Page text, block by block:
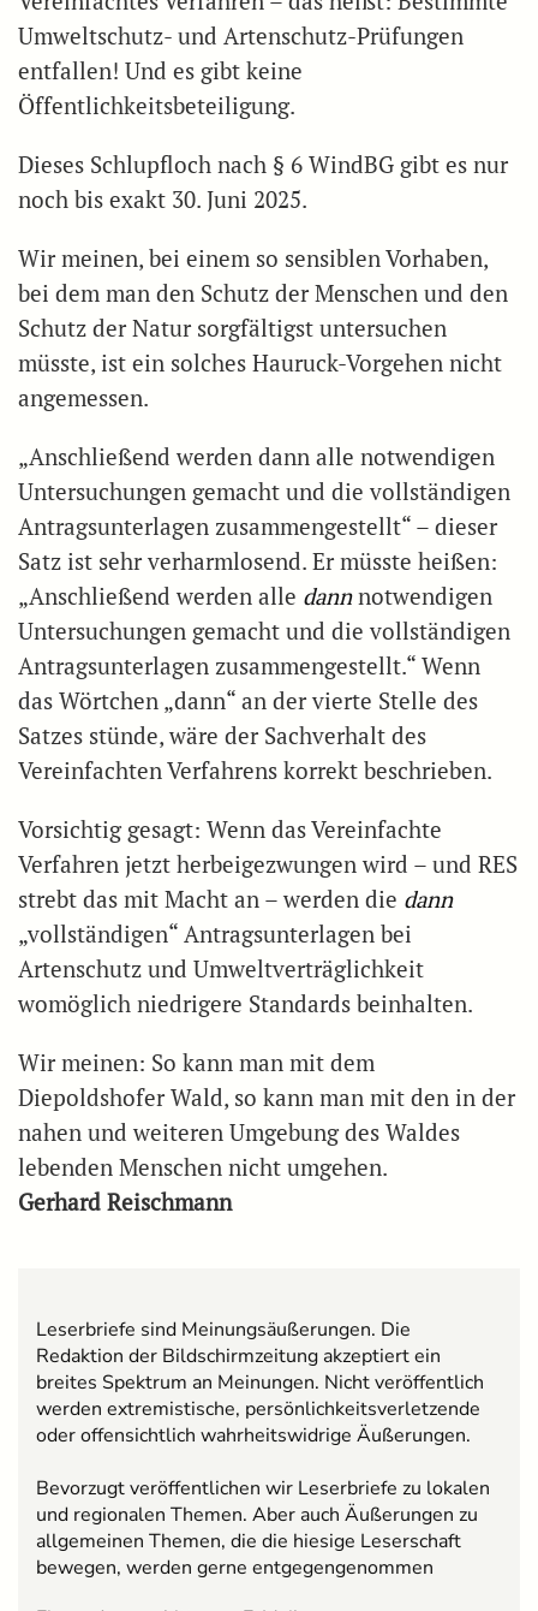
Umweltschutz- und Artenschutz-Prüfungen
entfallen! Und es gibt keine
Öffentlichkeitsbeteiligung.
Dieses Schlupfloch nach § 6 WindBG gibt es nur
noch bis exakt 30. Juni 2025.
Wir meinen, bei einem so sensiblen Vorhaben,
bei dem man den Schutz der Menschen und den
Schutz der Natur sorgfältigst untersuchen
müsste, ist ein solches Hauruck-Vorgehen nicht
angemessen.
„Anschließend werden dann alle notwendigen
Untersuchungen gemacht und die vollständigen
Antragsunterlagen zusammengestellt“ – dieser
Satz ist sehr verharmlosend. Er müsste heißen:
„Anschließend werden alle dannnotwendigen
Untersuchungen gemacht und die vollständigen
Antragsunterlagen zusammengestellt.“ Wenn
das Wörtchen „dann“ an der vierte Stelle des
Satzes stünde, wäre der Sachverhalt des
Vereinfachten Verfahrens korrekt beschrieben.
Vorsichtig gesagt: Wenn das Vereinfachte
Verfahren jetzt herbeigezwungen wird – und RES
strebt das mit Macht an – werden die dann
„vollständigen“ Antragsunterlagen bei
Artenschutz und Umweltverträglichkeit
womöglich niedrigere Standards beinhalten.
Wir meinen: So kann man mit dem
Diepoldshofer Wald, so kann man mit den in der
nahen und weiteren Umgebung des Waldes
lebenden Menschen nicht umgehen.
Gerhard Reischmann
Leserbriefe sind Meinungsäußerungen. Die
Redaktion der Bildschirmzeitung akzeptiert ein
breites Spektrum an Meinungen. Nicht veröffentlich
werden extremistische, persönlichkeitsverletzende
oder offensichtlich wahrheitswidrige Äußerungen.
Bevorzugt veröffentlichen wir Leserbriefe zu lokalen
und regionalen Themen. Aber auch Äußerungen zu
allgemeinen Themen, die die hiesige Leserschaft
bewegen, werden gerne entgegengenommen